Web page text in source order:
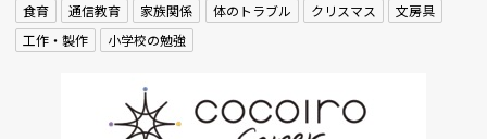
食育
通信教育 家族関係 体のトラブル クリスマス
文房具
工作・製作
小学校の勉強